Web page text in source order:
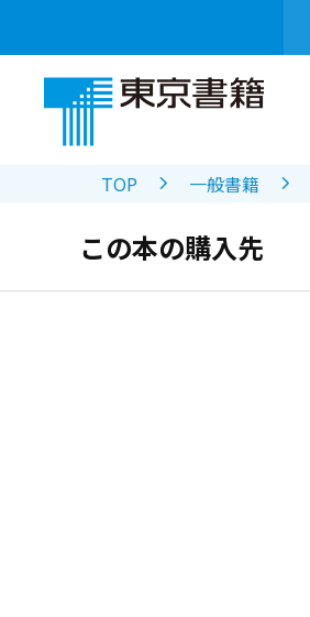
TOP 一般書籍
この本の購入先